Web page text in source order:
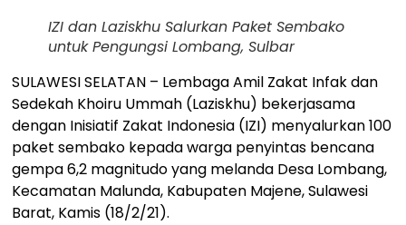
IZI dan Laziskhu Salurkan Paket Sembako
untuk Pengungsi Lombang, Sulbar
SULAWESI SELATAN – Lembaga Amil Zakat Infak dan
Sedekah Khoiru Ummah (Laziskhu) bekerjasama
dengan Inisiatif Zakat Indonesia (IZI) menyalurkan 100
paket sembako kepada warga penyintas bencana
gempa 6,2 magnitudo yang melanda Desa Lombang,
Kecamatan Malunda, Kabupaten Majene, Sulawesi
Barat, Kamis (18/2/21).